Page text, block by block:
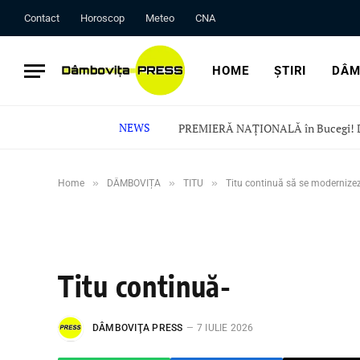
Contact Horoscop Meteo CNA
HOME ȘTIRI
NEWS
Home » DÂMBOVIȚA » TITU » Titu continuă să se
Titu continuă-
DÂMBOVIŢA PRESS 7 IULIE 2026